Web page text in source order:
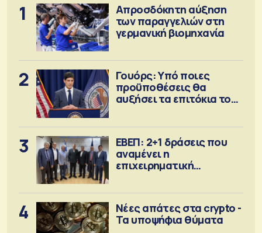
1
Απροσδόκητη αύξηση
των παραγγελιών στη
γερμανική βιομηχανία
2
Γουόρς: Υπό ποιες
προϋποθέσεις θα
αυξήσει τα επιτόκια τον
3
ΕΒΕΠ: 2+1 δράσεις που
αναμένει η
επιχειρηματική
4
Νέες απάτες στα crypto -
Τα υποψήφια θύματα